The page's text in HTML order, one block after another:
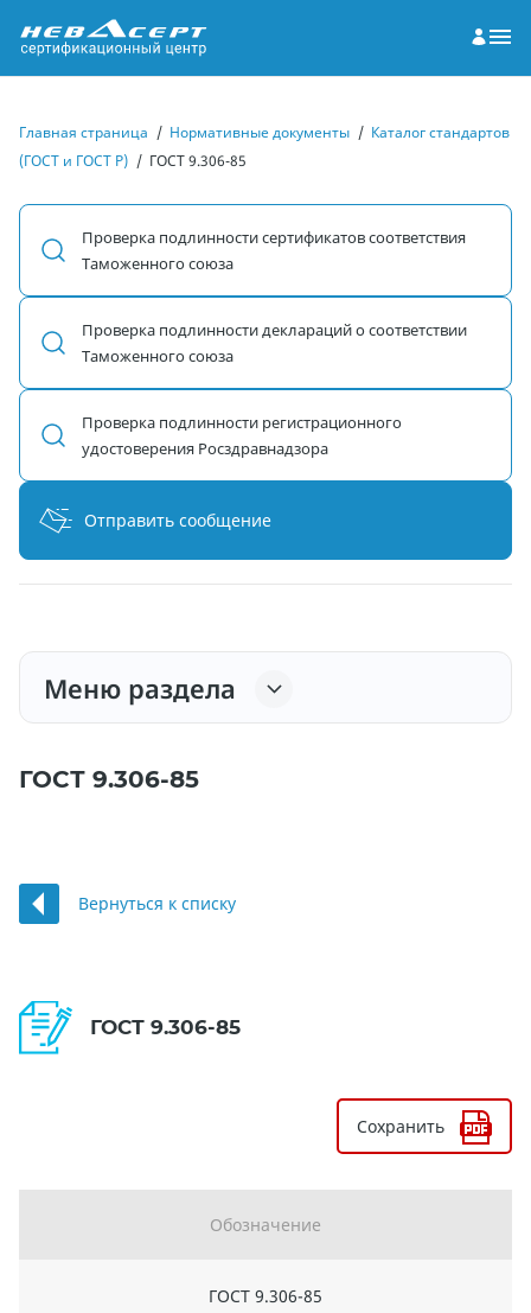
Главная страница / Нормативные документы / Каталог стандартов
(ГОСТ и ГОСТ Р) / ГОСТ 9.306-85
Проверка подлинности сертификатов соответствия
Таможенного союза
Проверка подлинности деклараций о соответствии
Таможенного союза
Проверка подлинности регистрационного
удостоверения Росздравнадзора
Отправить сообщение
Меню раздела
ГОСТ 9.306-85
Вернуться к списку
ГОСТ 9.306-85
Сохранить
Обозначение
ГОСТ 9.306-85